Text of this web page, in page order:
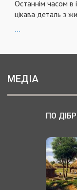
Останнім часом в
цікава деталь з
МЕДІА
ПО